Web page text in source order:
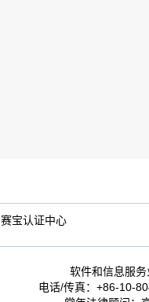
赛宝认证中心
软件和信息服
电话/传真：+86-10-